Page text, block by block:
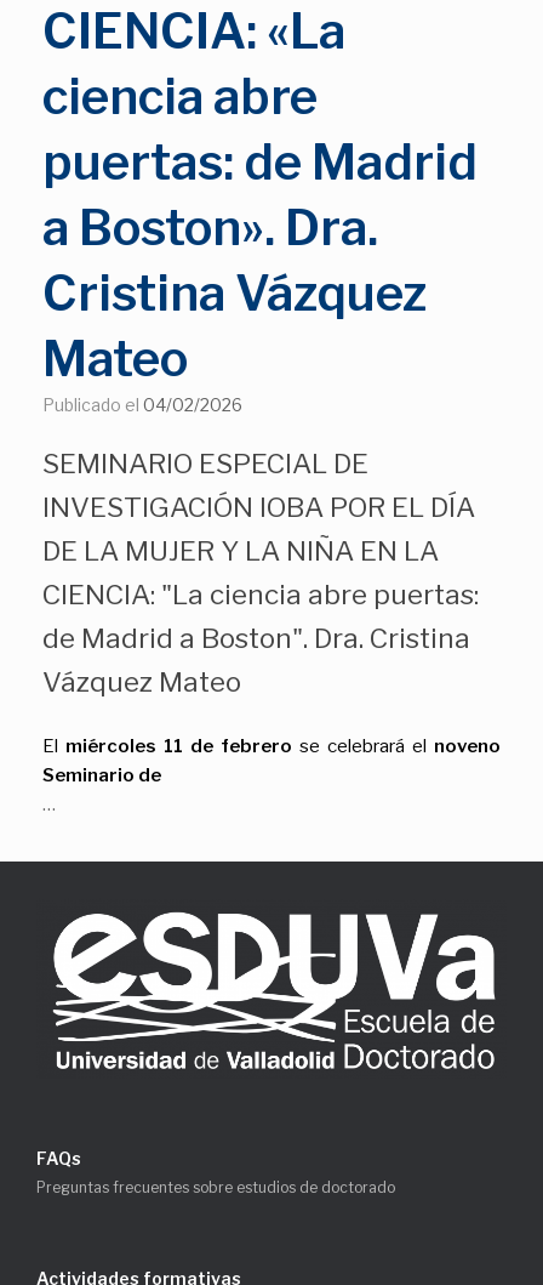
CIENCIA: «La
ciencia abre
puertas: de Madrid
a Boston». Dra.
Cristina Vázquez
Mateo
Publicado el 04/02/2026
SEMINARIO ESPECIAL DE
INVESTIGACIÓN IOBA POR EL DÍA
DE LA MUJER Y LA NIÑA EN LA
CIENCIA: "La ciencia abre puertas:
de Madrid a Boston". Dra. Cristina
Vázquez Mateo
El miércoles 11 de febrero se celebrará el noveno
Seminario de
…
FAQs
Preguntas frecuentes sobre estudios de doctorado
Actividades formativas